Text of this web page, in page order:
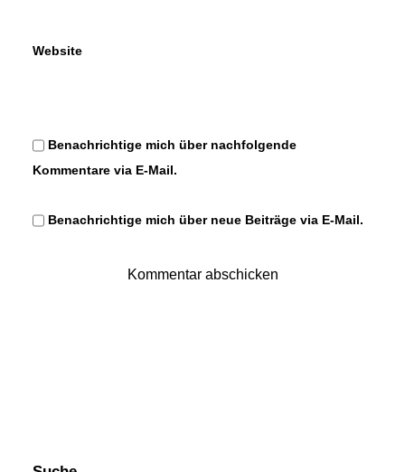
Website
Benachrichtige mich über nachfolgende
Kommentare via E-Mail.
Benachrichtige mich über neue Beiträge via E-Mail.